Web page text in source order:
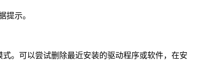
提示。
。可以尝试删除最近安装的驱动程序或软件，在安